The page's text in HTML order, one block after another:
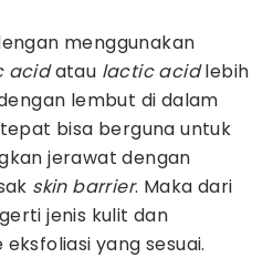
menggunakan
acidatau lactic acidlebih
lembut di dalam
bisa berguna untuk
jerawat dengan
skin barrier. Maka dari
jenis kulit dan
yang sesuai.